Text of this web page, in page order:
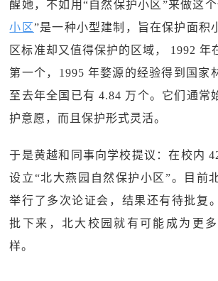
醒她，不如用“自然保护小区”来做这
小区”是一种小型建制，旨在保护面积
区标准却又值得保护的区域， 1992 年
第一个，1995 年婺源的经验得到国家
至去年全国已有 4.84 万个。它们通常
护意愿，而且保护形式灵活。
于是黄越和同事向学校提议：在校内
设立“北大燕园自然保护小区”。目前
举行了多次论证会，结果还有待批复
批下来，北大校园就有可能成为更
样。